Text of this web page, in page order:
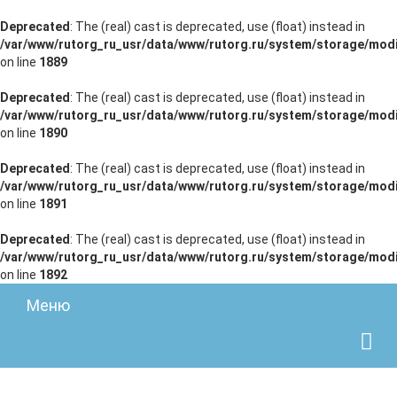
Deprecated : The (real) cast is deprecated, use (float) instead in
/var/www/rutorg_ru_usr/data/www/rutorg.ru/system/storage/
on line 1889
Deprecated : The (real) cast is deprecated, use (float) instead in
/var/www/rutorg_ru_usr/data/www/rutorg.ru/system/storage/
on line 1890
Deprecated : The (real) cast is deprecated, use (float) instead in
/var/www/rutorg_ru_usr/data/www/rutorg.ru/system/storage/
on line 1891
Deprecated : The (real) cast is deprecated, use (float) instead in
/var/www/rutorg_ru_usr/data/www/rutorg.ru/system/storage/
on line 1892
Меню